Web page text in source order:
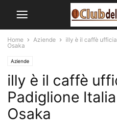
Home Aziende
illy è il caffè
Osaka
Aziende
illy è il caffè
Padiglione
Osaka